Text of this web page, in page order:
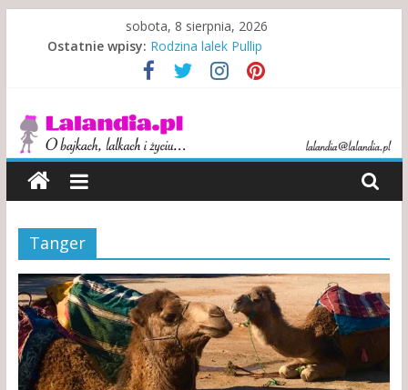
sobota, 8 sierpnia, 2026
Ostatnie wpisy: Rodzina lalek Pullip
Rodzina w niewoli alkoholu
Misje specjalne indiańskich lalek
Kewpie – symbol walki i zwycięstwa
Lalandia
O
bajkach,
lalkach
życiu…
Tanger